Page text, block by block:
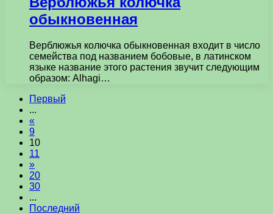
обыкновенная
Верблюжья колючка обыкновенная входит в число
семейства под названием бобовые, в латинском
языке название этого растения звучит следующим
образом: Alhagi…
Первый
...
«
9
10
11
»
20
30
...
Последний